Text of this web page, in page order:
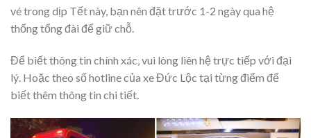
vé trong dịp Tết này, bạn nên đặt trước 1-2 ngày qua hệ
thống tổng đài để giữ chỗ.
Để biết thông tin chính xác, vui lòng liên hệ trực tiếp với đại
lý. Hoặc theo số hotline của xe Đức Lộc tại từng điểm để
biết thêm thông tin chi tiết.